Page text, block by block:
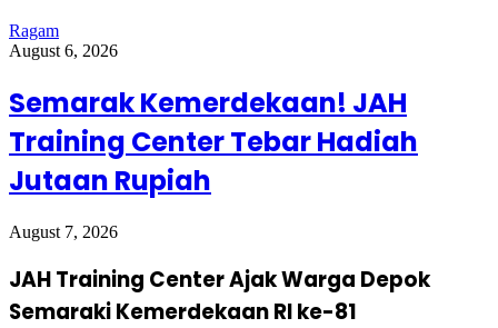
Ragam
August 6, 2026
Semarak Kemerdekaan! JAH
Training Center Tebar Hadiah
Jutaan Rupiah
August 7, 2026
JAH Training Center Ajak Warga Depok
Semaraki Kemerdekaan RI ke-81